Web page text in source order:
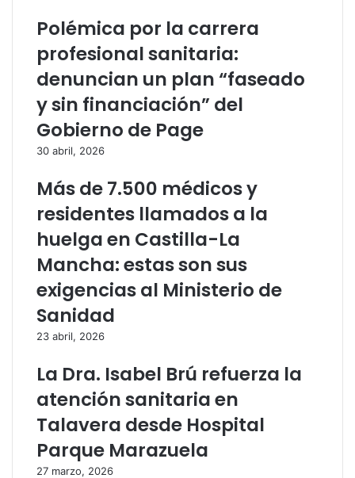
r
a
d
e
n
u
v
C
e
t
r
d
e
í
p
a
a
e
o
:
e
r
e
l
t
d
e
v
r
a
e
Polémica por la carrera
profesional sanitaria:
denuncian un plan “faseado
y sin financiación” del
Gobierno de Page
30 abril, 2026
Más de 7.500 médicos y
residentes llamados a la
huelga en Castilla-La
Mancha: estas son sus
exigencias al Ministerio de
Sanidad
23 abril, 2026
La Dra. Isabel Brú refuerza la
atención sanitaria en
Talavera desde Hospital
Parque Marazuela
27 marzo, 2026